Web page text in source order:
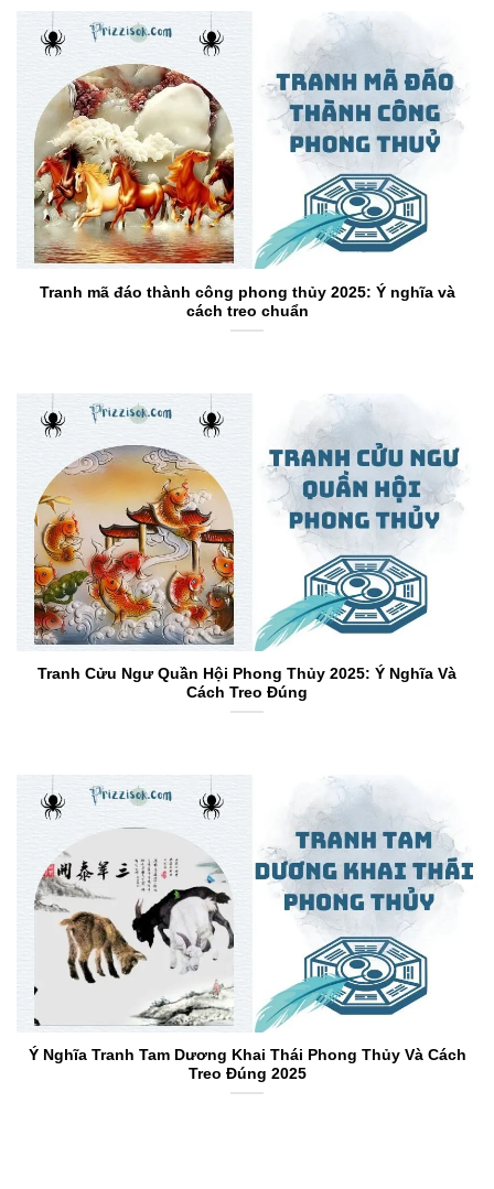
Tranh mã đáo thành công phong thủy 2025: Ý nghĩa và
cách treo chuẩn
Tranh Cửu Ngư Quần Hội Phong Thủy 2025: Ý Nghĩa Và
Cách Treo Đúng
Ý Nghĩa Tranh Tam Dương Khai Thái Phong Thủy Và Cách
Treo Đúng 2025